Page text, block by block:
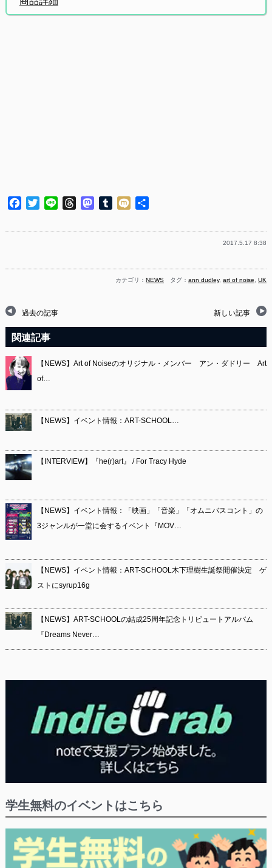
Facebook
TwitterLine ThreadsMastodon
Tumblr
Mixi
2017.5.17 8:38
カテゴリ：NEWS タグ：ann dudley,art of noise ,UK
過去の記事 新しい記事
関連記事
【NEWS】Art of Noiseのオリジナル・メンバー アン・ダドリー Art
of…
【NEWS】イベント情報：ART-SCHOOL…
【INTERVIEW】『he(r)art』 / For Tracy Hyde
【NEWS】イベント情報：「映画」「音楽」「オムニバスコント」の
3ジャンルが一堂に会するイベント『MOV…
【NEWS】イベント情報：ART-SCHOOL木下理樹生誕祭開催決定 ゲ
ストにsyrup16g
【NEWS】ART-SCHOOLの結成25周年記念トリビュートアルバム
『Dreams Never…
学生無料のイベントはこちら